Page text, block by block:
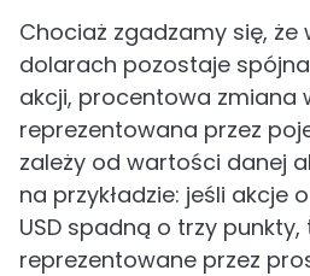
Chociaż zgadzamy się,
dolarach pozostaje
akcji, procentowa zmiana
reprezentowana przez
zależy od wartości danej
na przykładzie: jeśli akcje
USD spadną o trzy
reprezentowane przez